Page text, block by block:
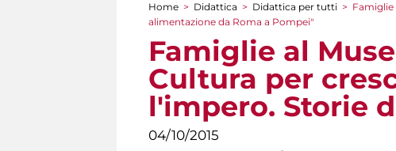
Tu sei qui
Home > Didattica > Didattica per tutti > Famiglie
alimentazione da Roma a Pompei"
Famiglie al
Cultura per
l'impero. Storie
04/10/2015